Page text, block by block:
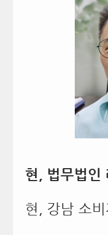
현, 법무법인
현, 강남 소